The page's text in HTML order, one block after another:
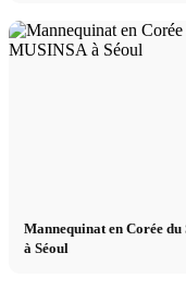
Mannequinat en Corée
à Séoul